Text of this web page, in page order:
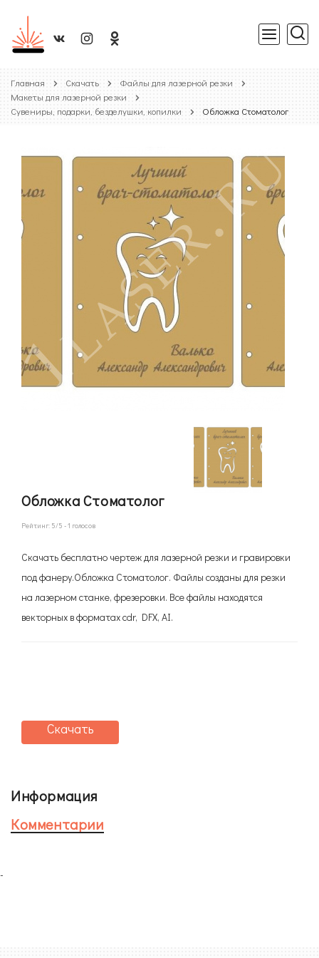
Главная Скачать
Файлы для лазерной резки
Макеты для лазерной резки
Сувениры, подарки, безделушки, копилки
Обложка Стоматолог
Обложка Стоматолог
Рейтинг: 5/5 -1 голосов
Скачать бесплатно чертеж для лазерной резки и гравировки
под фанеру.Обложка Стоматолог. Файлы созданы для резки
на лазерном станке, фрезеровки. Все файлы находятся
векторных в форматах cdr, DFX, AI.
Скачать
Информация
Комментарии
-